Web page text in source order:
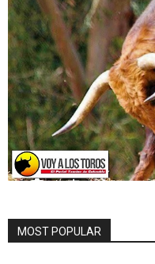
MOST POPULAR